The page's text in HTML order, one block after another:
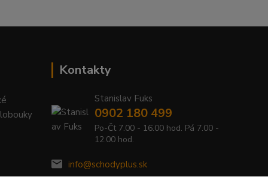
Kontakty
Stanislav Fuks
0902 180 499
Po-Čt 7.00 - 16.00 hod. Pá 7.00 -
12.00 hod.
info@schodyplus.sk